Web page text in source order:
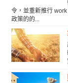
令，並重新推行
政策的的...